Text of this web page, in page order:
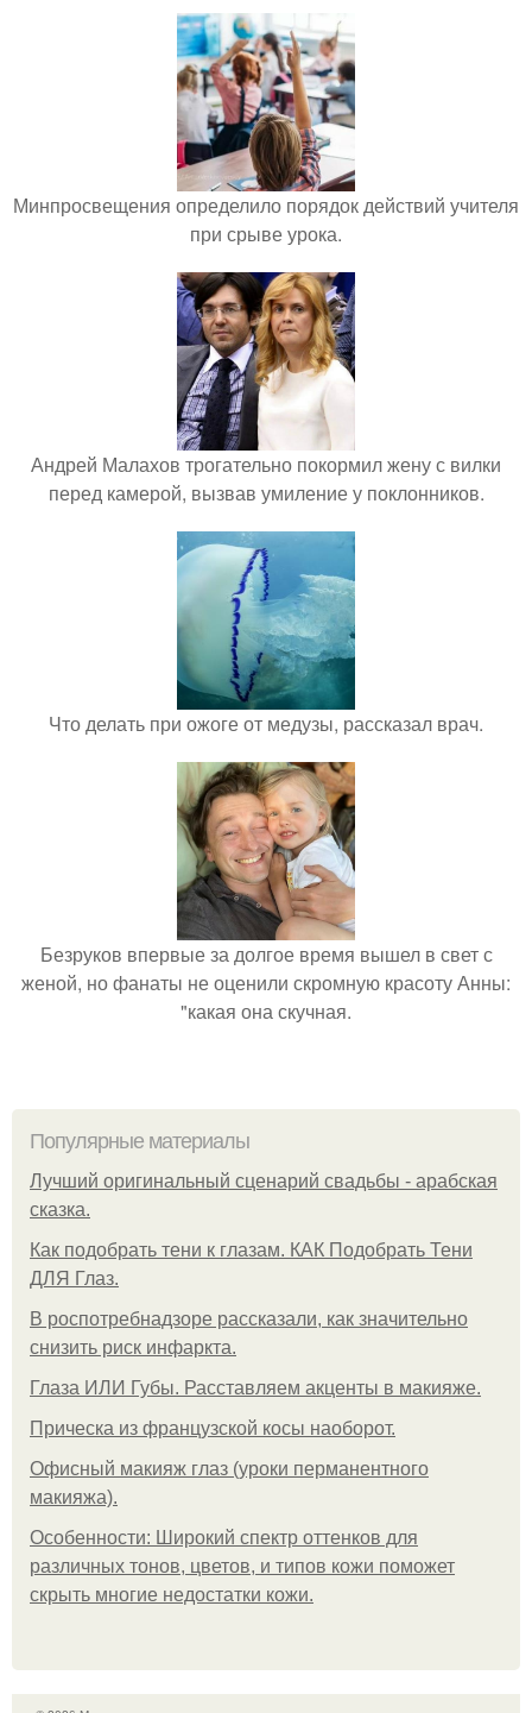
Минпросвещения определило порядок действий учителя
при срыве урока.
Андрей Малахов трогательно покормил жену с вилки
перед камерой, вызвав умиление у поклонников.
Что делать при ожоге от медузы, рассказал врач.
Безруков впервые за долгое время вышел в свет с
женой, но фанаты не оценили скромную красоту Анны:
"какая она скучная.
Популярные материалы
Лучший оригинальный сценарий свадьбы - арабская
сказка.
Как подобрать тени к глазам. КАК Подобрать Тени
ДЛЯ Глаз.
В роспотребнадзоре рассказали, как значительно
снизить риск инфаркта.
Глаза ИЛИ Губы. Расставляем акценты в макияже.
Прическа из французской косы наоборот.
Офисный макияж глаз (уроки перманентного
макияжа).
Особенности: Широкий спектр оттенков для
различных тонов, цветов, и типов кожи поможет
скрыть многие недостатки кожи.